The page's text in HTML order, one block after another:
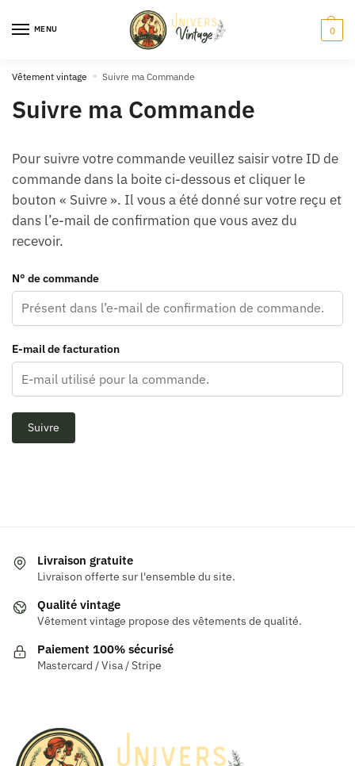
MENU 0
Vêtement vintage » Suivre ma Commande
Suivre ma Commande
Pour suivre votre commande veuillez saisir votre ID de
commande dans la boite ci-dessous et cliquer le
bouton « Suivre ». Il vous a été donné sur votre reçu et
dans l’e-mail de confirmation que vous avez du
recevoir.
N° de commande
E-mail de facturation
Suivre
Livraison gratuite
Livraison offerte sur l'ensemble du site.
Qualité vintage
Vêtement vintage propose des vêtements de qualité.
Paiement 100% sécurisé
Mastercard / Visa / Stripe